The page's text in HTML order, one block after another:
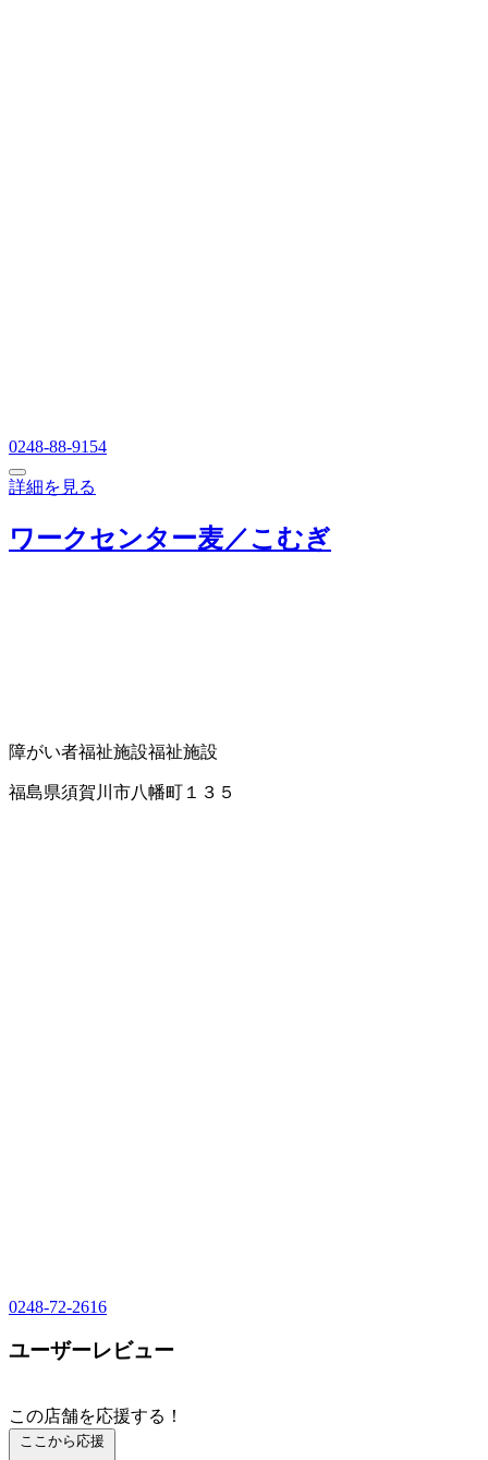
0248-88-9154
詳細を見る
ワークセンター麦／こむぎ
障がい者福祉施設福祉施設
福島県須賀川市八幡町１３５
0248-72-2616
ユーザーレビュー
この店舗を応援する！
ここから応援